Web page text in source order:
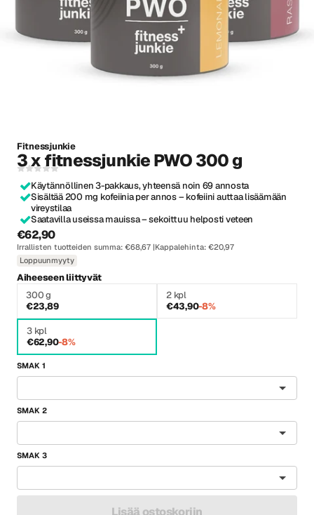
Fitnessjunkie
3 x fitnessjunkie PWO 300 g
Käytännöllinen 3-pakkaus, yhteensä noin 69 annosta
Sisältää 200 mg kofeiinia per annos – kofeiini auttaa lisäämään
vireystilaa
Saatavilla useissa mauissa – sekoittuu helposti veteen
€62,90
Irrallisten tuotteiden summa: €68,67 Kappalehinta: €20,97
Loppuunmyyty
Aiheeseen liittyvät
300 g
€23,89
2 kpl
€43,90-8%
3 kpl
€62,90-8%
SMAK 1
SMAK 2
SMAK 3
Lisää ostoskoriin